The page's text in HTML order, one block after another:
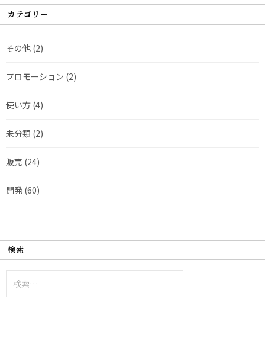
カテゴリー
その他 (2)
プロモーション (2)
使い方 (4)
未分類 (2)
販売 (24)
開発 (60)
検索
索: